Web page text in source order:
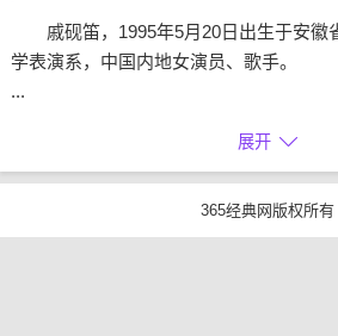
戚砚笛，1995年5月20日出生于安徽
学表演系，中国内地女演员、歌手。
...
展开
365经典网版权所有